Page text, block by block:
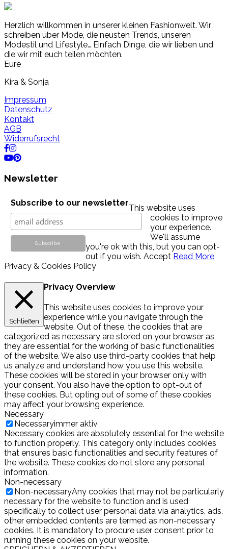
Herzlich willkommen in unserer kleinen Fashionwelt. Wir
schreiben über Mode, die neusten Trends, unseren
Modestil und Lifestyle… Einfach Dinge, die wir lieben und
die wir mit euch teilen möchten.
Eure
Kira & Sonja
Impressum
Datenschutz
Kontakt
AGB
Widerrufsrecht
Newsletter
Subscribe to our newsletter
This website uses
cookies to improve
your experience.
We'll assume
you're ok with this, but you can opt-
out if you wish. Accept Read More
Privacy & Cookies Policy
Schließen
Privacy Overview
This website uses cookies to improve your
experience while you navigate through the
website. Out of these, the cookies that are
categorized as necessary are stored on your browser as
they are essential for the working of basic functionalities
of the website. We also use third-party cookies that help
us analyze and understand how you use this website.
These cookies will be stored in your browser only with
your consent. You also have the option to opt-out of
these cookies. But opting out of some of these cookies
may affect your browsing experience.
Necessary
Necessaryimmer aktiv
Necessary cookies are absolutely essential for the website
to function properly. This category only includes cookies
that ensures basic functionalities and security features of
the website. These cookies do not store any personal
information.
Non-necessary
Non-necessaryAny cookies that may not be particularly
necessary for the website to function and is used
specifically to collect user personal data via analytics, ads,
other embedded contents are termed as non-necessary
cookies. It is mandatory to procure user consent prior to
running these cookies on your website.